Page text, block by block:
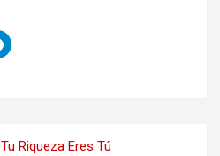
Tu Riqueza Eres Tú